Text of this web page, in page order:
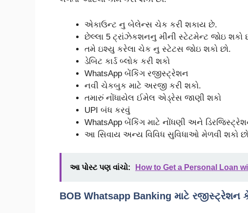
એકાઉન્ટ નુ બેલેન્સ ચેક કરી શકાય છે.
છેલ્લા 5 ટ્રાંઝેકશનનુ મીની સ્ટેટમેન્ટ જોઇ શકો
તમે ઇશ્યુ કરેલા ચેક નુ સ્ટેટસ જોઇ શકો છો.
ડેબિટ કાર્ડ બ્લોક કરી શકો
WhatsApp બેંકિંગ રજીસ્ટ્રેશન
નવી ચેકબુક માટે અરજી કરી શકો.
તમારું નોંધાયેલ ઈમેલ એડ્રેસ જાણી શકો
UPI બંધ કરવું
WhatsApp બેંકિંગ માટે નોંધણી અને
આ સિવાય અન્ય વિવિધ સુવિધાઓ મેળવી શકો
આ પોસ્ટ પણ વાંચો: How to Get a Personal Loan
BOB Whatsapp Banking માટે રજીસ્ટ્રેશન